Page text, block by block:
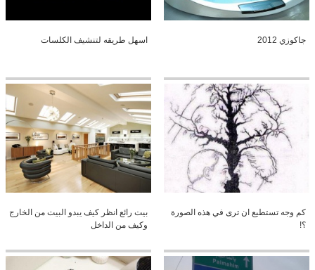
جاكوزي 2012 اسهل طريقه لتنشيف الكلسات
كم وجه تستطيع ان ترى في هذه الصورة
؟!
بيت رائع انظر كيف يبدو البيت من الخارج
وكيف من الداخل